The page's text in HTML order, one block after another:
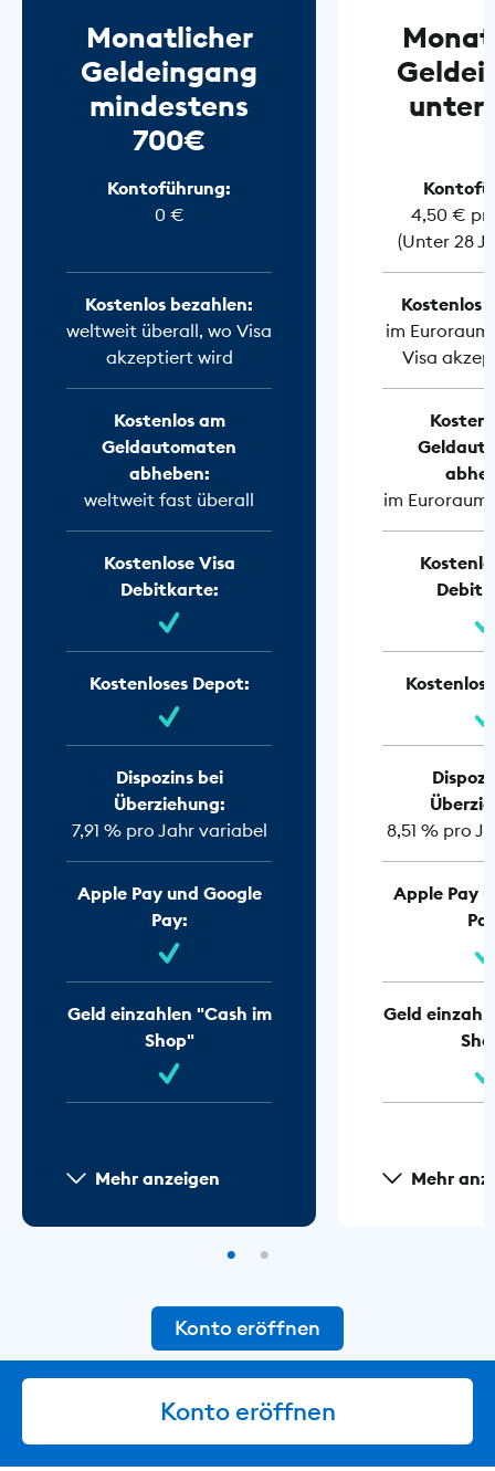
Monatlicher
Geldeingang
mindestens
700€
Kontoführung:
0 €
Kostenlos bezahlen:
weltweit überall, wo Visa
akzeptiert wird
Kostenlos am
Geldautomaten
abheben:
weltweit fast überall
Kostenlose Visa
Debitkarte:
Kostenloses Depot:
Dispozins bei
Überziehung:
7,91 % pro Jahr variabel
Apple Pay und Google
Pay:
Geld einzahlen "Cash im
Shop"
Mehr anzeigen
unter
4,50 €
(Unter 28
Kostenlos
im
Visa
im
8,51 % pro
Apple Pay
Geld
Mehr
Konto eröffnen
Konto eröffnen